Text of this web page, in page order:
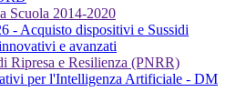
Scuola 2014-2020
- Acquisto dispositivi e Sussidi
e avanzati
Ripresa e Resilienza (PNRR)
per l'Intelligenza Artificiale - DM